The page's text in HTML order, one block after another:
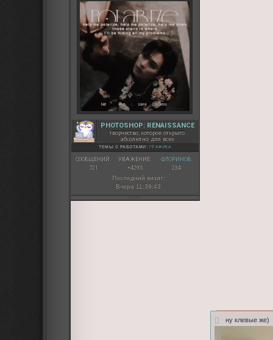
PHOTOSHOP: RENAISSANCE
творчество, которое открыто
абсолютно для всех
ТЕМЫ С РАБОТАМИ: ГРАФИКА
СООБЩЕНИЙ:
721
УВАЖЕНИЕ:
+4295
ФЛОРИНОВ:
234
Последний визит:
Вчера 11:39:43
ну клевые же)